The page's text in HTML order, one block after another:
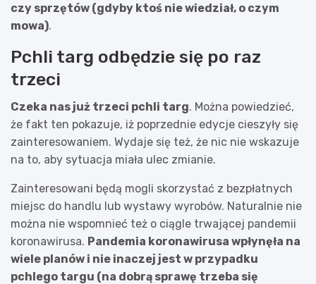
czy sprzętów (gdyby ktoś nie wiedział, o czym
mowa).
Pchli targ odbędzie się po raz
trzeci
Czeka nas już trzeci pchli targ. Można powiedzieć,
że fakt ten pokazuje, iż poprzednie edycje cieszyły się
zainteresowaniem. Wydaje się też, że nic nie wskazuje
na to, aby sytuacja miała ulec zmianie.
Zainteresowani będą mogli skorzystać z bezpłatnych
miejsc do handlu lub wystawy wyrobów. Naturalnie nie
można nie wspomnieć też o ciągle trwającej pandemii
koronawirusa. Pandemia koronawirusa wpłynęła na
wiele planów i nie inaczej jest w przypadku
pchlego targu (na dobrą sprawę trzeba się